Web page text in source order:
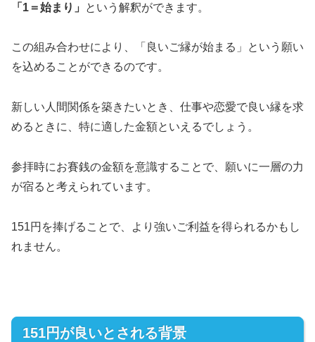
「1＝始まり」
という解釈ができます。
この組み合わせにより、「良いご縁が始まる」という願い
を込めることができるのです。
新しい人間関係を築きたいとき、仕事や恋愛で良い縁を求
めるときに、特に適した金額といえるでしょう。
参拝時にお賽銭の金額を意識することで、願いに一層の力
が宿ると考えられています。
151円を捧げることで、より強いご利益を得られるかもし
れません。
151円が良いとされる背景